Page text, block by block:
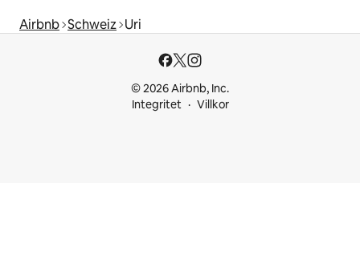
Airbnb Schweiz Uri
© 2026 Airbnb, Inc.
Integritet
Villkor